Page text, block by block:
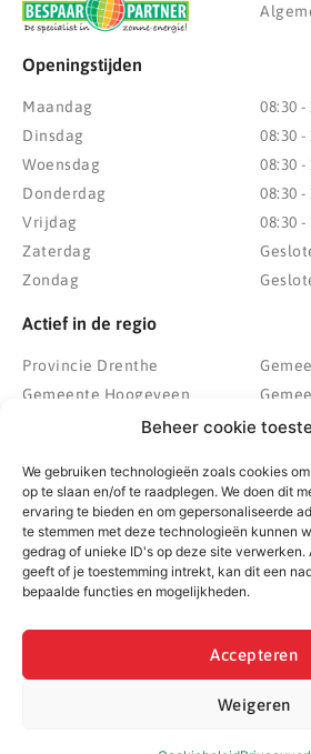
Beheer cookie
We gebruiken technologieën zoals cookies
op te slaan en/of te raadplegen. We doen dit
ervaring te bieden en om gepersonaliseerde
te stemmen met deze technologieën kunnen
gedrag of unieke ID's op deze site verwerken.
geeft of je toestemming intrekt, kan dit een
bepaalde functies en mogelijkheden.
Accepteren
Weigeren
Openingstijden
Maandag
Dinsdag
Woensdag
Donderdag
Vrijdag
Zaterdag
Zondag
08:30 -
08:30 -
08:30 -
08:30 -
08:30 -
Actief in de regio
Provincie Drenthe
Gemeente Hoogeveen
Gemeente Meppel
Gemeente Noordenveld
Gemeente Noordoostpolder
Gemeente Steenwijkerland
Gemeente Weststellingwerf
Zwolle
© 2022 - 2026 BespaarPartner | Alle